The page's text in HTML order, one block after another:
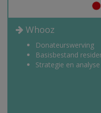
Whooz
Donateurswerving
Basisbestand
Strategie en analyse